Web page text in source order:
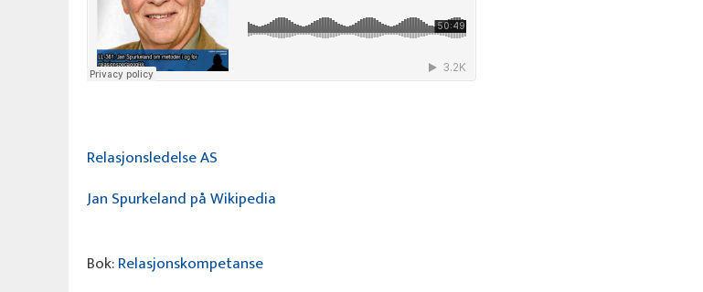
Relasjonsledelse AS
Jan Spurkeland på Wikipedia
Bok:Relasjonskompetanse